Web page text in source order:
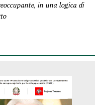
in una logica di